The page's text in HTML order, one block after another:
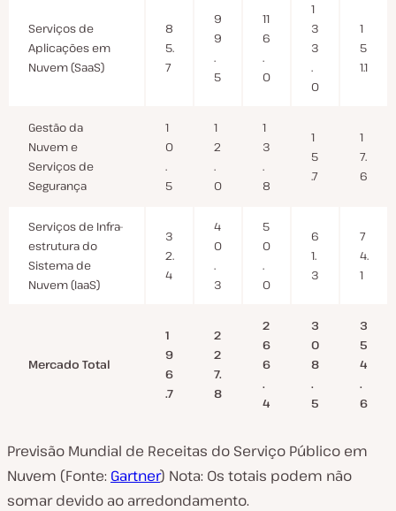
Serviços de
Aplicações em
Nuvem (SaaS)
8
5.
7
9
9
.
5
11
6
.
0
1
3
3
.
0
1
5
1.1
Gestão da
Nuvem e
Serviços de
Segurança
1
0
.
5
1
2
.
0
1
3
.
8
1
5
.7
1
7.
6
Serviços de Infra-
estrutura do
Sistema de
Nuvem (IaaS)
3
2.
4
4
0
.
3
5
0
.
0
6
1.
3
7
4.
1
Mercado Total
1
9
6
.7
2
2
7.
8
2
6
6
.
4
3
0
8
.
5
3
5
4
.
6
Previsão Mundial de Receitas do Serviço Público em
Nuvem (Fonte: Gartner) Nota: Os totais podem não
somar devido ao arredondamento.